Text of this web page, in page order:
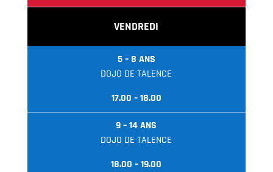
VENDREDI
5 – 8 ANS
DOJO DE TALENCE
17.00 – 18.00
9 – 14 ANS
DOJO DE TALENCE
18.00 – 19.00